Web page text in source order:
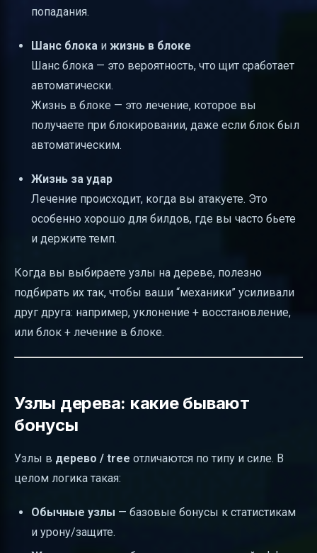
попадания.
Шанс блока и жизнь в блоке
Шанс блока — это вероятность, что щит сработает
автоматически.
Жизнь в блоке — это лечение, которое вы
получаете при блокировании, даже если блок был
автоматическим.
Жизнь за удар
Лечение происходит, когда вы атакуете. Это
особенно хорошо для билдов, где вы часто бьете
и держите темп.
Когда вы выбираете узлы на дереве, полезно
подбирать их так, чтобы ваши “механики” усиливали
друг друга: например, уклонение + восстановление,
или блок + лечение в блоке.
Узлы дерева: какие бывают
бонусы
Узлы в дерево / tree отличаются по типу и силе. В
целом логика такая:
Обычные узлы — базовые бонусы к статистикам
и урону/защите.